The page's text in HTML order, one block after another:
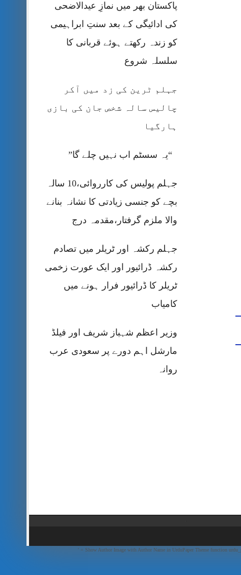
پاکستان بھر میں نمازِ عیدالاضحی
کی ادائیگی کے بعد سنتِ ابراہیمی
کو زندہ رکھتے ہوئے قربانی کا
سلسلہ شروع
جہلم ٹرین کی زد میں آکر
چالیس سالہ شخص جان کی بازی
ہارگیا
“یہ سسٹم اب نہیں چلے گا”
جہلم پولیس کی کارروائی،10 سالہ
بچے کو جنسی زیادتی کا نشانہ بنانے
والا ملزم گرفتار،مقدمہ درج
جہلم رکشہ اور ٹریلر میں تصادم
رکشہ ڈرائیور اور ایک عورت زخمی
ٹریلر کا ڈرائیور فرار ہونے میں
کامیاب
وزیر اعظم شہباز شریف اور فیلڈ
مارشل اہم دورے پر سعودی عرب
روانہ